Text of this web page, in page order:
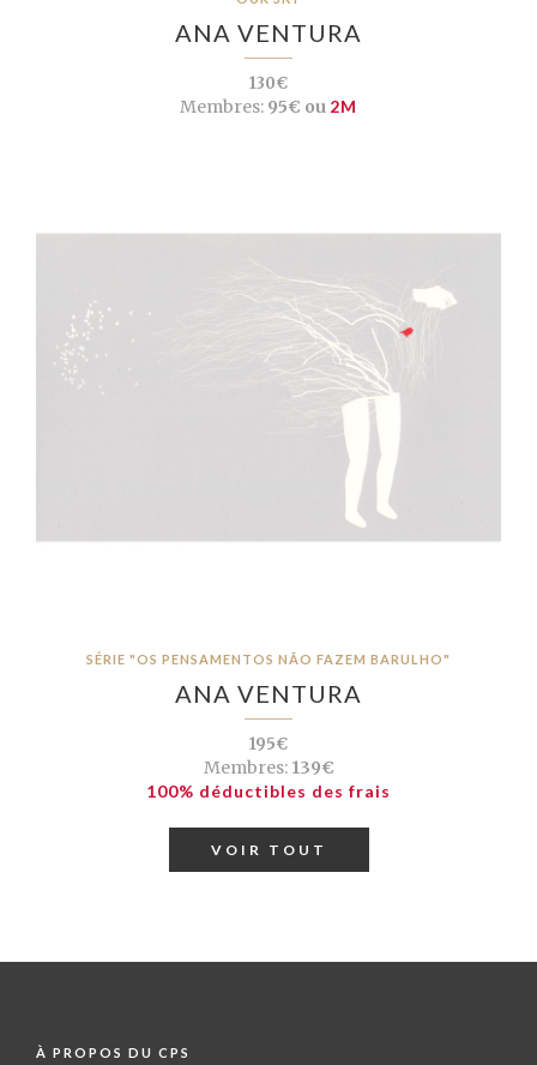
ANA VENTURA
130€
Membres: 95€ ou 2M
SÉRIE "OS PENSAMENTOS NÃO FAZEM BARULHO"
ANA VENTURA
195€
Membres:139€
100% déductibles des frais
VOIR TOUT
À PROPOS DU CPS